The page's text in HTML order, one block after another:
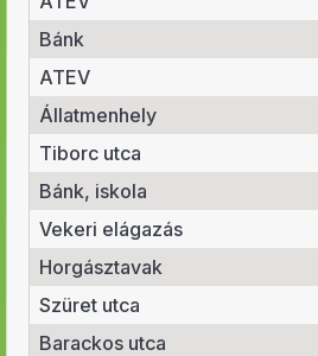
Bánk
ATEV
Állatmenhely
Tiborc utca
Bánk, iskola
Vekeri elágazás
Horgásztavak
Szüret utca
Barackos utca